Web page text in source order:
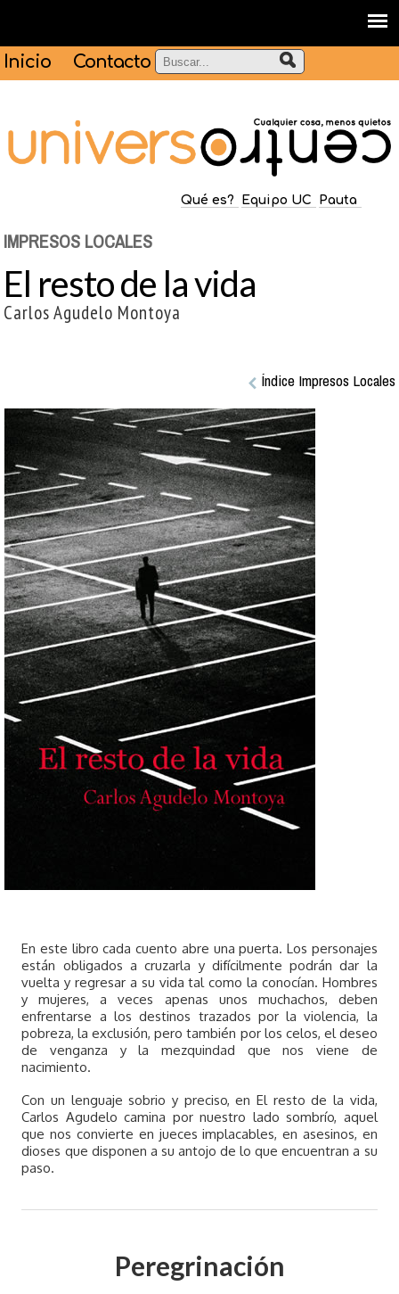
Inicio Contacto
Qué es? Equipo UC Pauta
IMPRESOS LOCALES
El resto de la vida
Carlos Agudelo Montoya
Índice Impresos Locales
En este libro cada cuento abre una puerta. Los personajes
están obligados a cruzarla y difícilmente podrán dar la
vuelta y regresar a su vida tal como la conocían. Hombres
y mujeres, a veces apenas unos muchachos, deben
enfrentarse a los destinos trazados por la violencia, la
pobreza, la exclusión, pero también por los celos, el deseo
de venganza y la mezquindad que nos viene de
nacimiento.
Con un lenguaje sobrio y preciso, en El resto de la vida,
Carlos Agudelo camina por nuestro lado sombrío, aquel
que nos convierte en jueces implacables, en asesinos, en
dioses que disponen a su antojo de lo que encuentran a su
paso.
Peregrinación